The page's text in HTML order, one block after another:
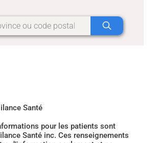
Santé
pour les patients sont
Santé inc. Ces renseignements